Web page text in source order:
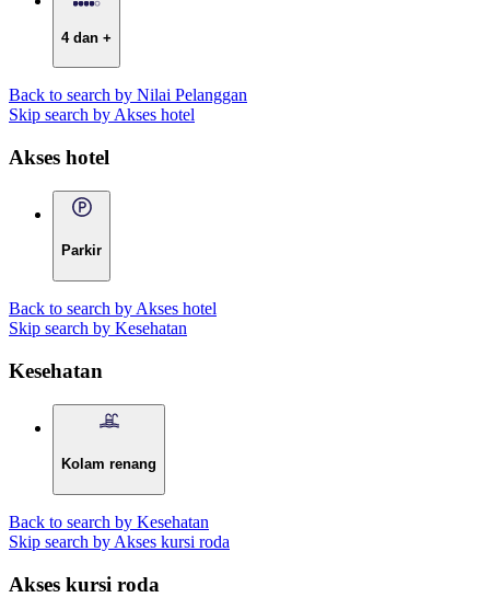
4 dan +
Back to search by Nilai Pelanggan
Skip search by Akses hotel
Akses hotel
Parkir
Back to search by Akses hotel
Skip search by Kesehatan
Kesehatan
Kolam renang
Back to search by Kesehatan
Skip search by Akses kursi roda
Akses kursi roda